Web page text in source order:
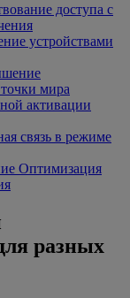
доступа с
устройствами
мира
активации
связь в режиме
Оптимизация
разных